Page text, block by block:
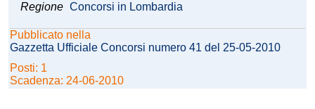
Regione Concorsi in Lombardia
Pubblicato nella
Gazzetta Ufficiale Concorsi numero 41 del 25-05-2010
Posti: 1
Scadenza: 24-06-2010